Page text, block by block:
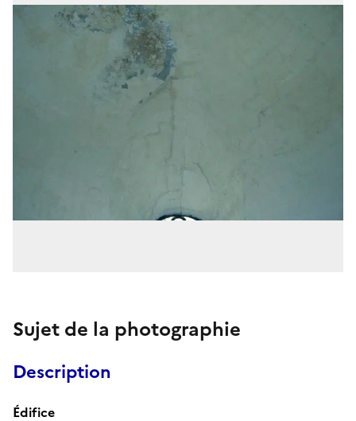
Sujet de la photographie
Description
Édifice